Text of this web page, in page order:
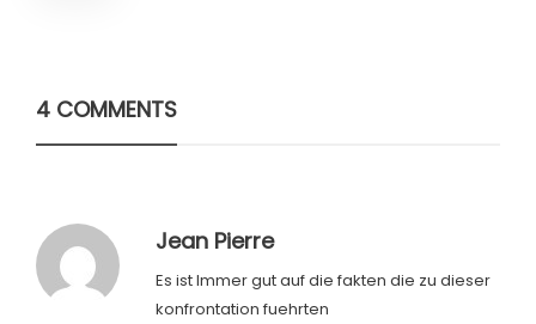
4 COMMENTS
Jean Pierre
Es ist lmmer gut auf die fakten die zu dieser
konfrontation fuehrten